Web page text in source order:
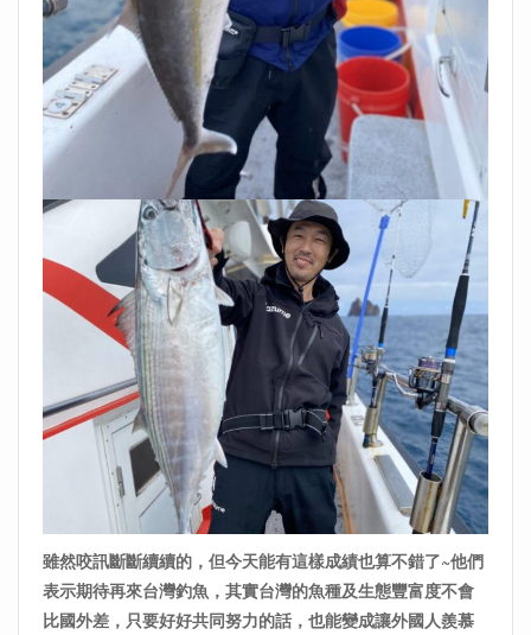
雖然咬訊斷斷續續的，但今天能有這樣成績也算不錯了~他們
表示期待再來台灣釣魚，其實台灣的魚種及生態豐富度不會
比國外差，只要好好共同努力的話，也能變成讓外國人羨慕